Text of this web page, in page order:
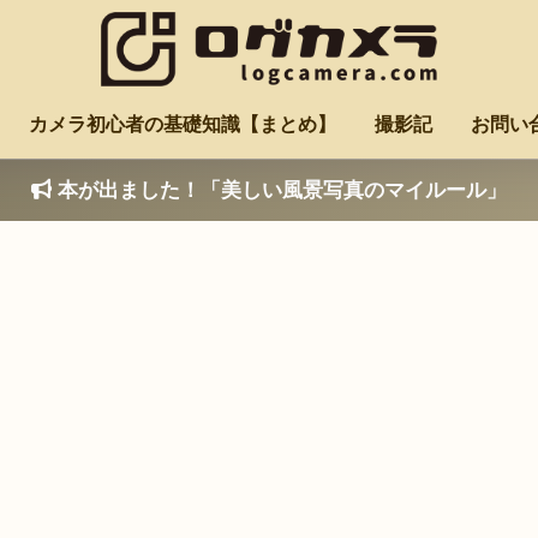
カメラ初心者の基礎知識【まとめ】 撮影記 お問い
本が出ました！「美しい風景写真のマイルール」